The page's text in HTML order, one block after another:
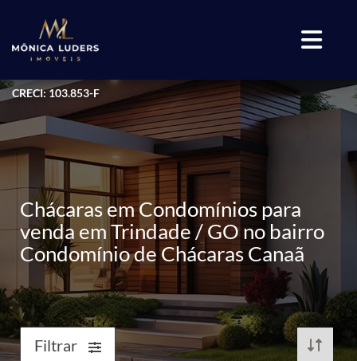
CRECI: 103.853-F
Chácaras em Condomínios para
venda em Trindade / GO no bairro
Condomínio de Chácaras Canaã
Filtrar